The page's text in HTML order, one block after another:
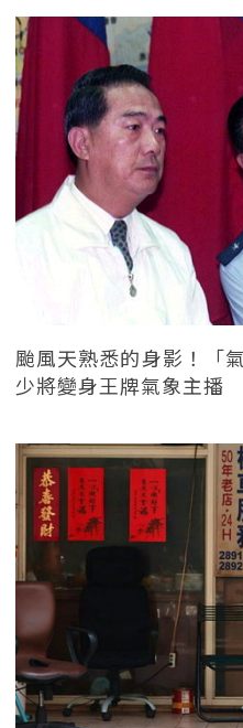
颱風天熟悉的身影！「
少將變身王牌氣象主播